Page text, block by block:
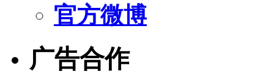
官方微博
广告合作